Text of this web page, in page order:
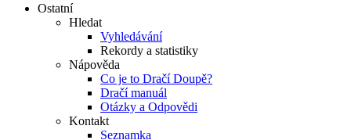
Ostatní
Hledat
Vyhledávání
Rekordy a statistiky
Nápověda
Co je to Dračí Doupě?
Dračí manuál
Otázky a Odpovědi
Kontakt
Seznamka